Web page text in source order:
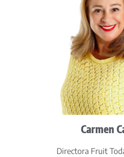
Carmen
Directora Fruit